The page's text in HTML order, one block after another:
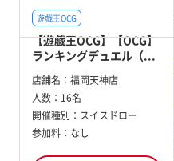
遊戯王OCG
【遊戯王OCG】【OCG】
ランキングデュエル（...
店舗名： 福岡天神店
人数： 16名
開催種別： スイスドロー
参加料： なし